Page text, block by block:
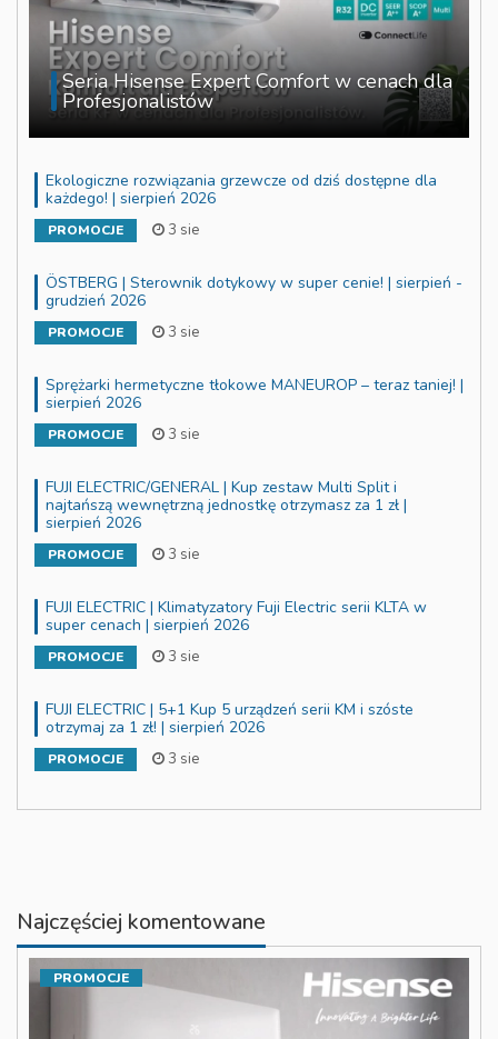
Seria Hisense Expert Comfort w cenach dla
Profesjonalistów
Ekologiczne rozwiązania grzewcze od dziś dostępne dla
każdego! | sierpień 2026
PROMOCJE 3 sie
ÖSTBERG | Sterownik dotykowy w super cenie! | sierpień -
grudzień 2026
PROMOCJE 3 sie
Sprężarki hermetyczne tłokowe MANEUROP – teraz taniej! |
sierpień 2026
PROMOCJE 3 sie
FUJI ELECTRIC/GENERAL | Kup zestaw Multi Split i
najtańszą wewnętrzną jednostkę otrzymasz za 1 zł |
sierpień 2026
PROMOCJE 3 sie
FUJI ELECTRIC | Klimatyzatory Fuji Electric serii KLTA w
super cenach | sierpień 2026
PROMOCJE 3 sie
FUJI ELECTRIC | 5+1 Kup 5 urządzeń serii KM i szóste
otrzymaj za 1 zł! | sierpień 2026
PROMOCJE 3 sie
Najczęściej komentowane
PROMOCJE